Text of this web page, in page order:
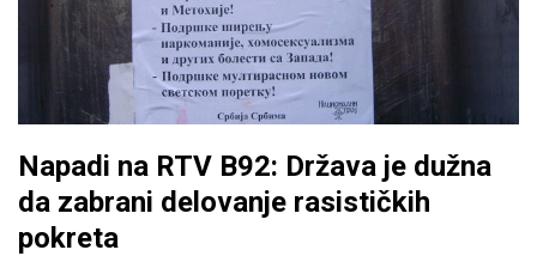
Napadi na RTV B92: Država je dužna
da zabrani delovanje rasističkih
pokreta